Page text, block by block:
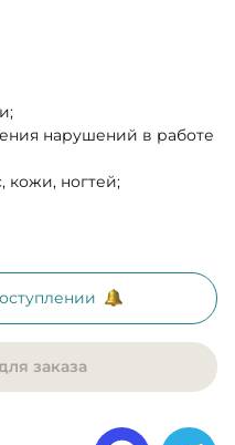
нарушений в работе
кожи, ногтей;
заказа